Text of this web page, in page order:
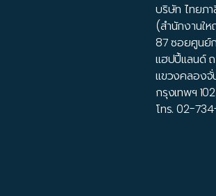
บริษัท ไทยภ
(สำนักงานใ
87 ซอยศูนย์
แฮปปี้แลนด์
แขวงคลองจั่
กรุงเทพฯ
โทร.02-